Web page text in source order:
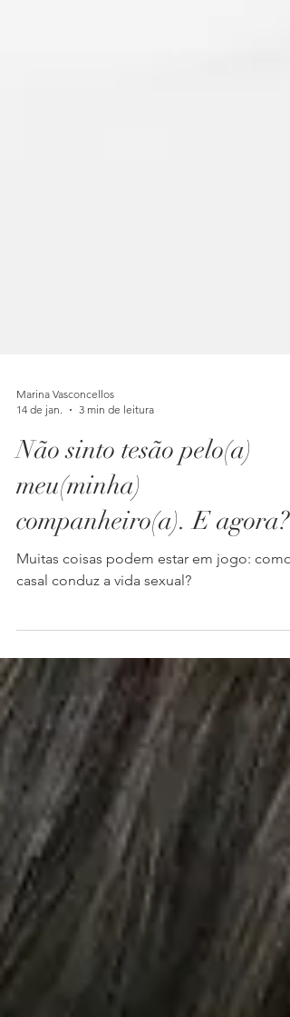
Marina Vasconcellos
14 de jan.
3 min de leitura
Não sinto tesão pelo(a)
meu(minha)
companheiro(a). E agora?